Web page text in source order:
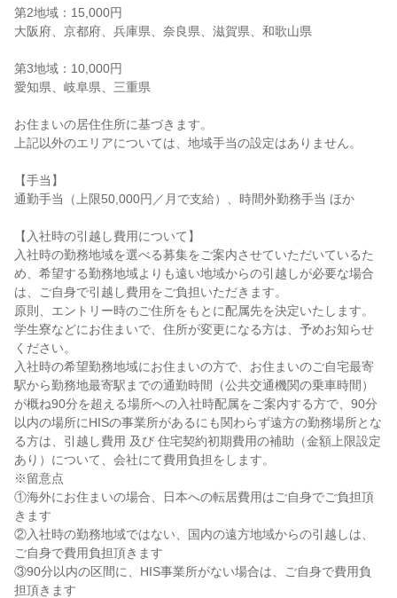
第2地域：15,000円
大阪府、京都府、兵庫県、奈良県、滋賀県、和歌山県
第3地域：10,000円
愛知県、岐阜県、三重県
お住まいの居住住所に基づきます。
上記以外のエリアについては、地域手当の設定はありません。
【手当】
通勤手当（上限50,000円／月で支給）、時間外勤務手当 ほか
【入社時の引越し費用について】
入社時の勤務地域を選べる募集をご案内させていただいているた
め、希望する勤務地域よりも遠い地域からの引越しが必要な場合
は、ご自身で引越し費用をご負担いただきます。
原則、エントリー時のご住所をもとに配属先を決定いたします。
学生寮などにお住まいで、住所が変更になる方は、予めお知らせ
ください。
入社時の希望勤務地域にお住まいの方で、お住まいのご自宅最寄
駅から勤務地最寄駅までの通勤時間（公共交通機関の乗車時間）
が概ね90分を超える場所への入社時配属をご案内する方で、90分
以内の場所にHISの事業所があるにも関わらず遠方の勤務場所とな
る方は、引越し費用 及び 住宅契約初期費用の補助（金額上限設定
あり）について、会社にて費用負担をします。
※留意点
①海外にお住まいの場合、日本への転居費用はご自身でご負担頂
きます
②入社時の勤務地域ではない、国内の遠方地域からの引越しは、
ご自身で費用負担頂きます
③90分以内の区間に、HIS事業所がない場合は、ご自身で費用負
担頂きます